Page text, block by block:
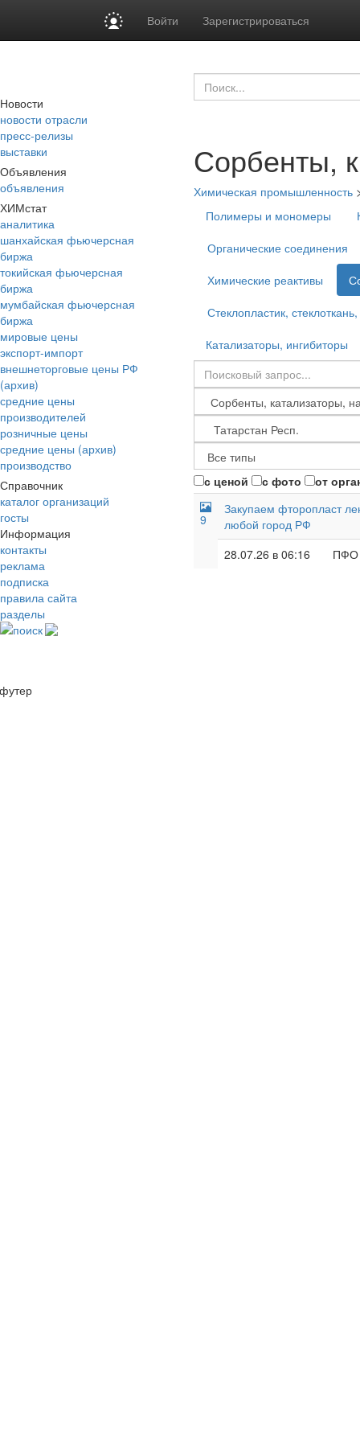
Войти Зарегистрироваться
Новости
новости отрасли
пресс-релизы
выставки
Объявления
объявления
ХИМстат
аналитика
шанхайская фьючерсная
биржа
токийская фьючерсная
биржа
мумбайская фьючерсная
биржа
мировые цены
экспорт-импорт
внешнеторговые цены РФ
(архив)
средние цены
производителей
розничные цены
средние цены (архив)
производство
Справочник
каталог организаций
госты
Информация
контакты
реклама
подписка
правила сайта
разделы
поиск
Сорбенты,
Химическая промышленность
Полимеры и мономеры
Органические соединения
Химические реактивы
Стеклопластик,
Катализаторы, ингибиторы
с ценой с фото от
9
Закупаем фторопласт
любой город РФ
28.07.26 в 06:16
ПФО
футер